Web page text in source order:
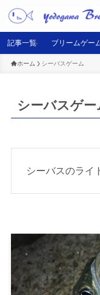
記事一覧 ブリームゲー
ホーム シーバスゲーム
シーバスゲー
シーバスのライ